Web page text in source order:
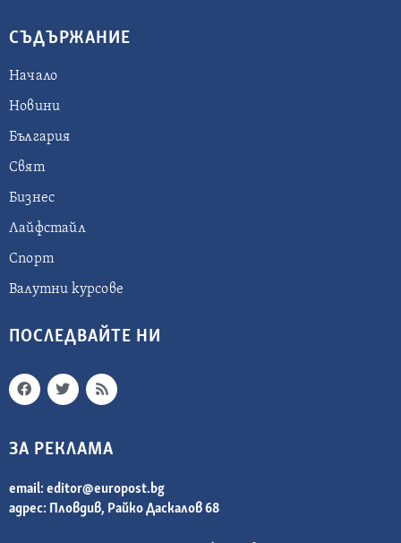
СЪДЪРЖАНИЕ
Начало
Новини
България
Свят
Бизнес
Лайфстайл
Спорт
Валутни курсове
ПОСЛЕДВАЙТЕ НИ
ЗА РЕКЛАМА
email: editor@europost.bg
адрес: Пловдив, Райко Даскалов 68